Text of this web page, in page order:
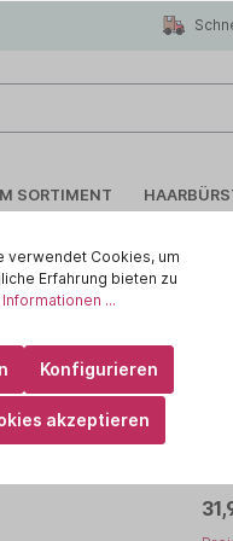
SORTIMENT
CHI
id HAIR
KEMON - Yo Cond
MARULA OIL
Blondiertes Haar
Trockenshampoo
Feines Haar
· 12% Rabatt ab 79 € -
verwendet Cookies, um
Erfahrung bieten zu
...
Konfigurieren
akzeptieren